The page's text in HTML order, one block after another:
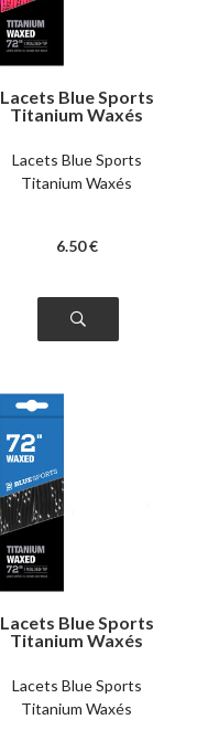
Lacets Blue Sports
Titanium Waxés
Lacets Blue Sports
Titanium Waxés
6.50 €
Lacets Blue Sports
Titanium Waxés
Lacets Blue Sports
Titanium Waxés